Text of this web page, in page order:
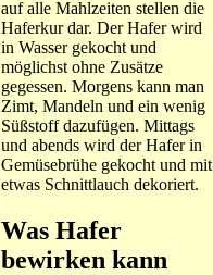
auf alle Mahlzeiten stellen die
Haferkur dar. Der Hafer wird
in Wasser gekocht und
möglichst ohne Zusätze
gegessen. Morgens kann man
Zimt, Mandeln und ein wenig
Süßstoff dazufügen. Mittags
und abends wird der Hafer in
Gemüsebrühe gekocht und mit
etwas Schnittlauch dekoriert.
Was Hafer
bewirken kann